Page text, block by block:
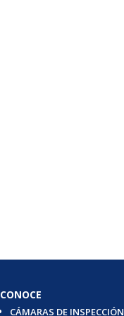
CONOCE
CÁMARAS DE INSPECCIÓN